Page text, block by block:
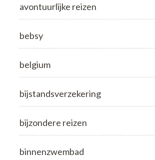
avontuurlijke reizen
bebsy
belgium
bijstandsverzekering
bijzondere reizen
binnenzwembad